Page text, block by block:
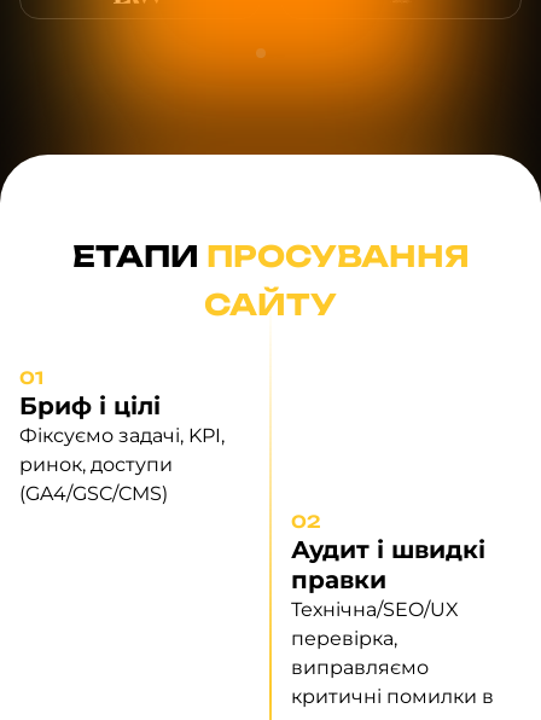
ЕТАПИ ПРОСУВАННЯ
САЙТУ
01
Бриф і цілі
Фіксуємо задачі, KPI,
ринок, доступи
(GA4/GSC/CMS)
02
Аудит і швидкі
правки
Технічна/SEO/UX
перевірка,
виправляємо
критичні помилки в